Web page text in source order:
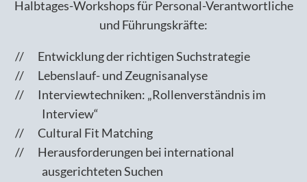
Halbtages-Workshops für Personal-Verantwortliche
und Führungskräfte:
Entwicklung der richtigen Suchstrategie
Lebenslauf- und Zeugnisanalyse
Interviewtechniken: „Rollenverständnis im
Interview“
Cultural Fit Matching
Herausforderungen bei international
ausgerichteten Suchen